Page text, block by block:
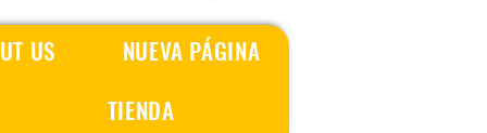
US
NUEVA PÁGINA
TIENDA